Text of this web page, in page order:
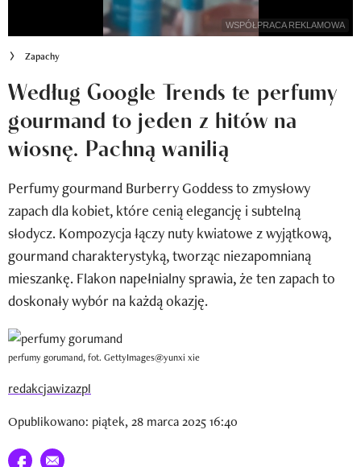
Newsy
Newsletter
Wizaz Summer Influ School
Mój profil / Zarejestruj się
WSPÓŁPRACA REKLAMOWA
Zapachy
Według Google Trends te perfumy
gourmand to jeden z hitów na
wiosnę. Pachną wanilią
Perfumy gourmand Burberry Goddess to zmysłowy
zapach dla kobiet, które cenią elegancję i subtelną
słodycz. Kompozycja łączy nuty kwiatowe z wyjątkową,
gourmand charakterystyką, tworząc niezapomnianą
mieszankę. Flakon napełnialny sprawia, że ten zapach to
doskonały wybór na każdą okazję.
perfumy gorumand, fot. GettyImages@yunxi xie
redakcjawizazpl
Opublikowano: piątek, 28 marca 2025 16:40
Udostępnij na facebook
E-mail do przyjaciela